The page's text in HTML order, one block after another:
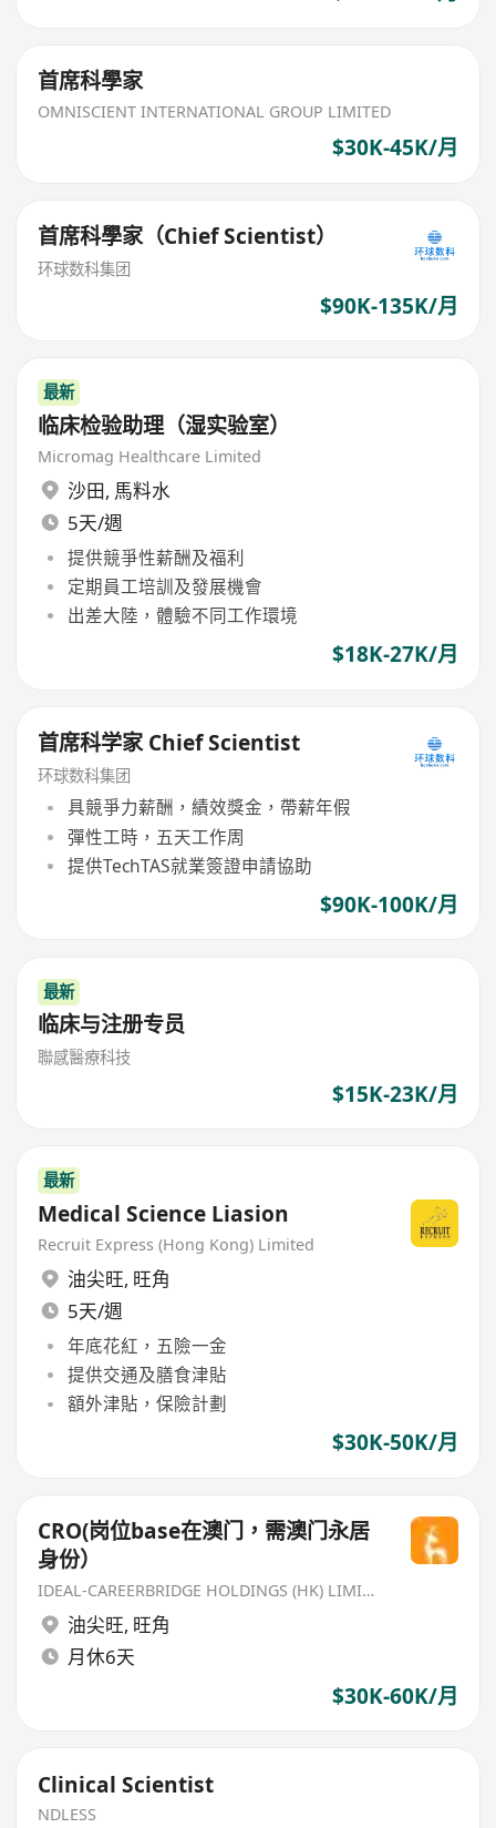
首席科學家
OMNISCIENT INTERNATIONAL GROUP LIMITED
$30K-45K/月
首席科學家（Chief Scientist）
环球数科集团
$90K-135K/月
最新
临床检验助理（湿实验室）
Micromag Healthcare Limited
沙田, 馬料水
5天/週
提供競爭性薪酬及福利
定期員工培訓及發展機會
出差大陸，體驗不同工作環境
$18K-27K/月
首席科学家 Chief Scientist
环球数科集团
具競爭力薪酬，績效獎金，帶薪年假
彈性工時，五天工作周
提供TechTAS就業簽證申請協助
$90K-100K/月
最新
临床与注册专员
聯感醫療科技
$15K-23K/月
最新
Medical Science Liasion
Recruit Express (Hong Kong) Limited
油尖旺, 旺角
5天/週
年底花紅，五險一金
提供交通及膳食津貼
額外津貼，保險計劃
$30K-50K/月
CRO(岗位base在澳门，需澳门永居
身份）
IDEAL-CAREERBRIDGE HOLDINGS (HK) LIMITED
油尖旺, 旺角
月休6天
$30K-60K/月
Clinical Scientist
NDLESS